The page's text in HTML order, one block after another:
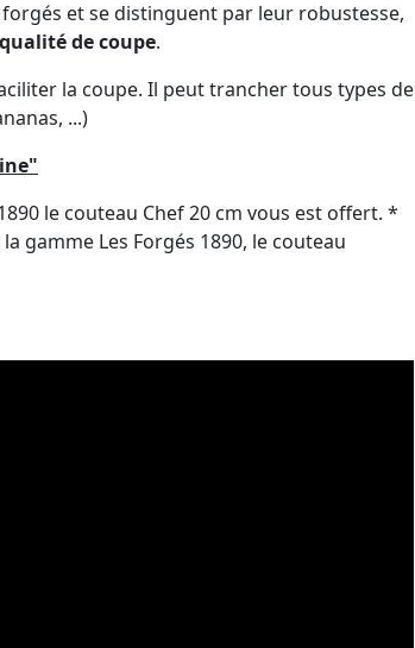
et se distinguent par leur robustesse,
de coupe.
la coupe. Il peut trancher tous types de
...)
le couteau Chef 20 cm vous est offert. *
gamme Les Forgés 1890, le couteau